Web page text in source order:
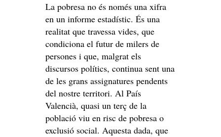
La pobresa no és només una xifra
en un informe estadístic. És una
realitat que travessa vides, que
condiciona el futur de milers de
persones i que, malgrat els
discursos polítics, continua sent una
de les grans assignatures pendents
del nostre territori. Al País
Valencià, quasi un terç de la
població viu en risc de pobresa o
exclusió social. Aquesta dada, que